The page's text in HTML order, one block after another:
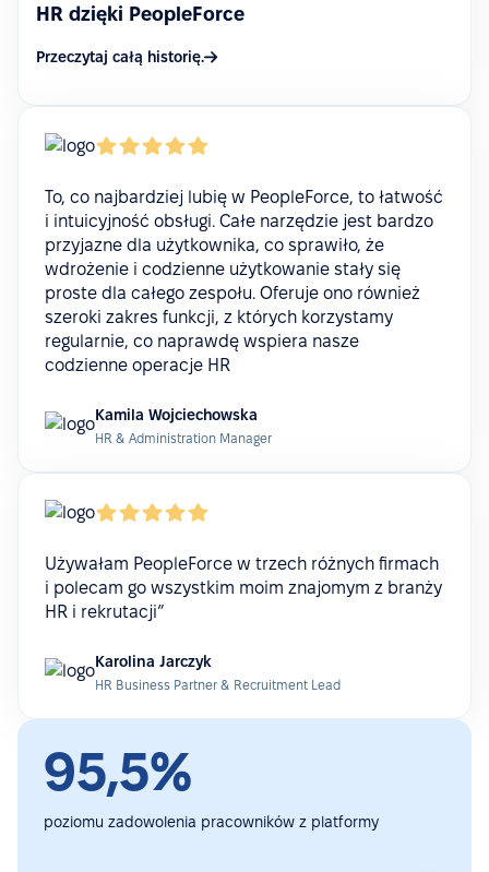
HR dzięki PeopleForce
Przeczytaj całą historię.
To, co najbardziej lubię w PeopleForce, to łatwość
i intuicyjność obsługi. Całe narzędzie jest bardzo
przyjazne dla użytkownika, co sprawiło, że
wdrożenie i codzienne użytkowanie stały się
proste dla całego zespołu. Oferuje ono również
szeroki zakres funkcji, z których korzystamy
regularnie, co naprawdę wspiera nasze
codzienne operacje HR
Kamila Wojciechowska
HR & Administration Manager
Używałam PeopleForce w trzech różnych firmach
i polecam go wszystkim moim znajomym z branży
HR i rekrutacji”
Karolina Jarczyk
HR Business Partner & Recruitment Lead
95,5%
poziomu zadowolenia pracowników z platformy